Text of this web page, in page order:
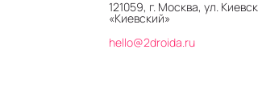
121059, г. Москва, ул.
«Киевский»
hello@2droida.ru